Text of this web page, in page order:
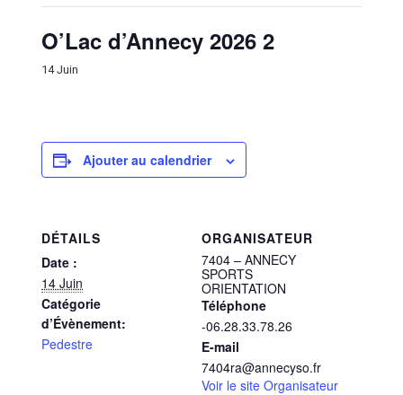
O’Lac d’Annecy 2026 2
14 Juin
Ajouter au calendrier
DÉTAILS
Date :
14 Juin
Catégorie
d’Évènement:
Pedestre
ORGANISATEUR
7404 – ANNECY
SPORTS
ORIENTATION
Téléphone
-06.28.33.78.26
E-mail
7404ra@annecyso.fr
Voir le site Organisateur